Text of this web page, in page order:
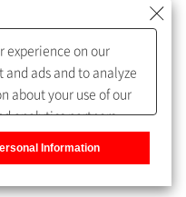
いただくと、技術情報や
できます。
experience on our
ads and to analyze
about your use of our
analytics partners,
Information